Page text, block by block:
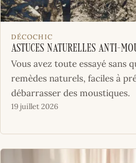
DÉCOCHIC
Astuces naturelles anti-
Vous avez toute essayé sans
remèdes naturels, faciles à
débarrasser des moustiques.
19 juillet 2026